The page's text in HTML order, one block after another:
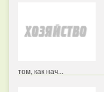
том, как нач...